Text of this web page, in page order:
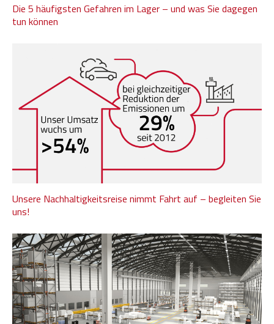
Die 5 häufigsten Gefahren im Lager – und was Sie dagegen
tun können
Unsere Nachhaltigkeitsreise nimmt Fahrt auf – begleiten Sie
uns!